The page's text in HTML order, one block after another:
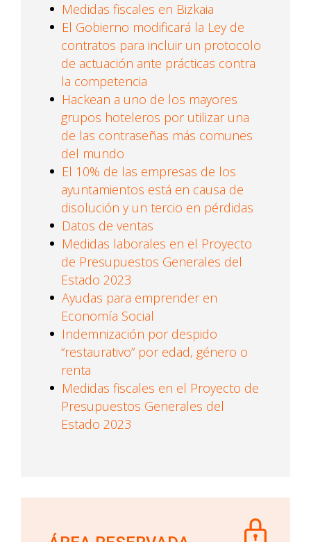
Medidas fiscales en Bizkaia
El Gobierno modificará la Ley de
contratos para incluir un protocolo
de actuación ante prácticas contra
la competencia
Hackean a uno de los mayores
grupos hoteleros por utilizar una
de las contraseñas más comunes
del mundo
El 10% de las empresas de los
ayuntamientos está en causa de
disolución y un tercio en pérdidas
Datos de ventas
Medidas laborales en el Proyecto
de Presupuestos Generales del
Estado 2023
Ayudas para emprender en
Economía Social
Indemnización por despido
“restaurativo” por edad, género o
renta
Medidas fiscales en el Proyecto de
Presupuestos Generales del
Estado 2023